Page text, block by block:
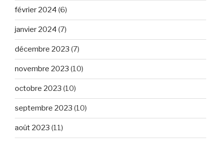
février 2024 (6)
janvier 2024 (7)
décembre 2023 (7)
novembre 2023 (10)
octobre 2023 (10)
septembre 2023 (10)
août 2023 (11)